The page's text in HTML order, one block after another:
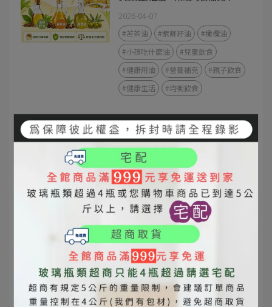
2026-04-07
#苦茶油 #紫蘇籽油
#橄欖油
#小孩吃什麼油
#兒童飲食
#健康用油
#營養補充
#親子飲食
#健康生活
#均衡飲食
紫蘇籽油 vs 魚油｜哪個 Omega-3
效果最好？一次搞懂怎麼選！
2026-04-02
#紫蘇籽油 #素食
#魚油
#omega3
#上班族
#DHA
#日常保養
#風味油 #脂肪酸
選油不踩雷：多數人買油前最在意
的幾件事，一次幫你整理清楚
2026-02-05
#橄欖油 #選油不踩雷
#如何選油